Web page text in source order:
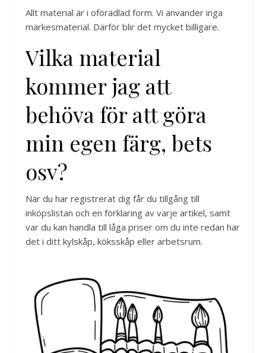
Allt material är i oförädlad form. Vi använder inga
märkesmaterial. Därför blir det mycket billigare.
Vilka material
kommer jag att
behöva för att göra
min egen färg, bets
osv?
När du har registrerat dig får du tillgång till
inköpslistan och en förklaring av varje artikel, samt
var du kan handla till låga priser om du inte redan har
det i ditt kylskåp, köksskåp eller arbetsrum.